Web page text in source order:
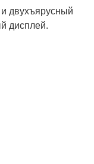
двухъярусный
дисплей.